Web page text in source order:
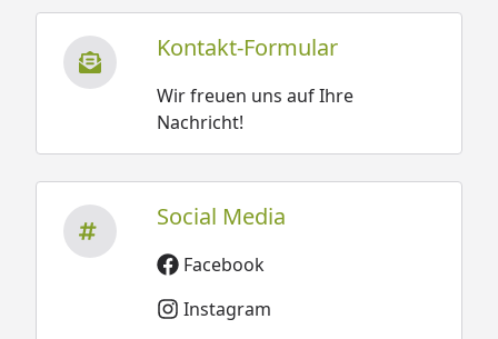
Kontakt-Formular
Wir freuen uns auf Ihre
Nachricht!
Social Media
Facebook
Instagram